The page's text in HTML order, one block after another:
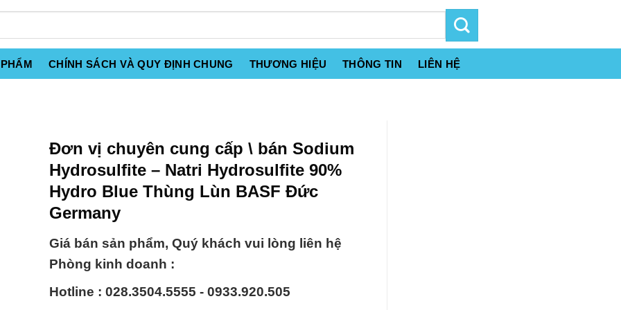
CHÍNH SÁCH VÀ QUY ĐỊNH CHUNG THƯƠNG HIỆU THÔNG TIN LIÊN HỆ
Đơn vị chuyên cung cấp \ bán Sodium
Hydrosulfite – Natri Hydrosulfite 90%
Hydro Blue Thùng Lùn BASF Đức
Germany
Giá bán sản phẩm, Quý khách vui lòng liên hệ
Phòng kinh doanh :
Hotline : 028.3504.5555 - 0933.920.505